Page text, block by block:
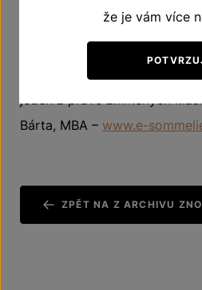
české dolině v oblasti
dotažený vtip by se nemuseli
zkoumající život a dílo Járy
Bárta, MBA – www.e-
ZPĚT NA Z ARCHIVU
že je vám více